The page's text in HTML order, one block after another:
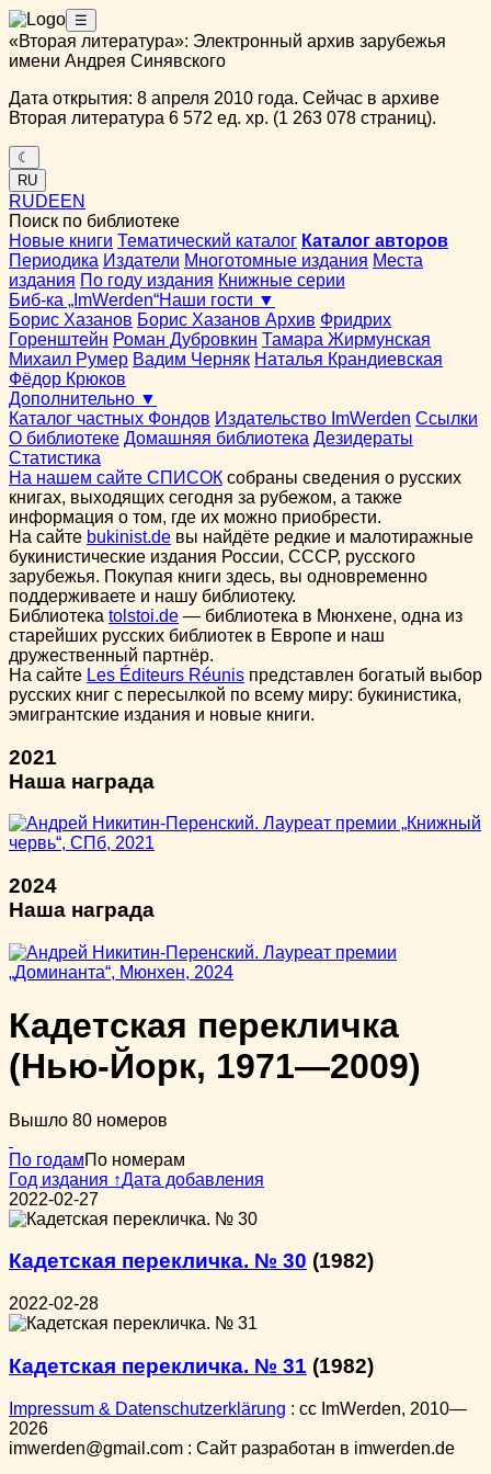
☰
«Вторая литература»: Электронный архив зарубежья
имени Андрея Синявского
Дата открытия: 8 апреля 2010 года. Сейчас в архиве
Вторая литература 6 572 ед. хр. (1 263 078 страниц).
☾
RU
RUDEEN
Поиск по библиотеке
Новые книги Тематический каталог Каталог авторов
Периодика Издатели Многотомные издания Места
издания По году издания Книжные серии
Биб-ка „ImWerden“Наши гости ▼
Борис Хазанов Борис Хазанов Архив Фридрих
Горенштейн Роман Дубровкин Тамара Жирмунская
Михаил Румер Вадим Черняк Наталья Крандиевская
Фёдор Крюков
Дополнительно ▼
Каталог частных Фондов Издательство ImWerden Ссылки
О библиотеке Домашняя библиотека Дезидераты
Статистика
На нашем сайте СПИСОК собраны сведения о русских
книгах, выходящих сегодня за рубежом, а также
информация о том, где их можно приобрести.
На сайте bukinist.de вы найдёте редкие и малотиражные
букинистические издания России, СССР, русского
зарубежья. Покупая книги здесь, вы одновременно
поддерживаете и нашу библиотеку.
Библиотека tolstoi.de — библиотека в Мюнхене, одна из
старейших русских библиотек в Европе и наш
дружественный партнёр.
На сайте Les Éditeurs Réunis представлен богатый выбор
русских книг с пересылкой по всему миру: букинистика,
эмигрантские издания и новые книги.
2021
Наша награда
2024
Наша награда
Кадетская перекличка
(Нью-Йорк, 1971—2009)
Вышло 80 номеров
По годамПо номерам
Год издания ↑Дата добавления
2022-02-27
Кадетская перекличка. № 30 (1982)
2022-02-28
Кадетская перекличка. № 31 (1982)
Impressum & Datenschutzerklärung : cc ImWerden, 2010—
2026
imwerden@gmail.com : Сайт разработан в imwerden.de